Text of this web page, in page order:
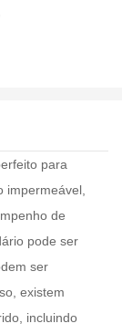
para
impermeável,
de
pode ser
ser
existem
incluindo